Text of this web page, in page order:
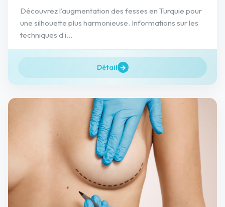
Découvrez l’augmentation des fesses en Turquie pour
une silhouette plus harmonieuse. Informations sur les
techniques d’i...
Détail